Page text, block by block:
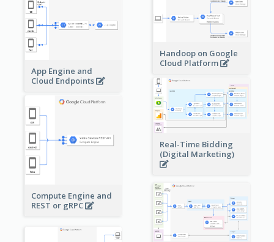
App Engine and
Cloud Endpoints
Handoop on Google
Cloud Platform
Real-Time Bidding
(Digital Marketing)
Compute Engine and
REST or gRPC